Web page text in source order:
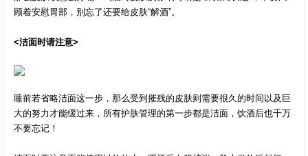
顾着安慰胃部，别忘了还要给皮肤“解酒”。
<洁面时请注意>
睡前若省略洁面这一步，那么受到摧残的皮肤则需要很久的时间以及巨
大的努力才能缓过来，所有护肤管理的第一步都是洁面，饮酒后也千万
不要忘记！